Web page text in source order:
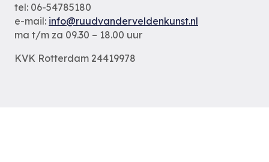
tel: 06-54785180
e-mail: info@ruudvanderveldenkunst.nl
ma t/m za 09.30 – 18.00 uur
KVK Rotterdam 24419978